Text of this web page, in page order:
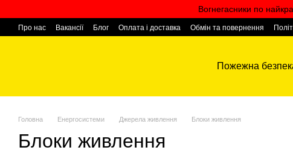
Вогнегасники по
Про нас Вакансії Блог Оплата і доставка Обмін та повернення
Пожежна
Головна Енергосистеми Джерела живлення Блоки живлення
Блоки живлення